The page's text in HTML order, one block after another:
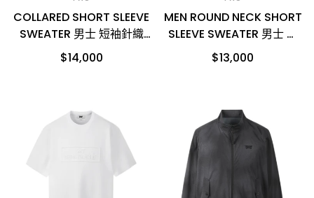
COLLARED SHORT SLEEVE
SWEATER 男士 短袖針織
POLO衫
$14,000
MEN ROUND NECK SHORT
SLEEVE SWEATER 男士 圓
領短袖針織上衣
$13,000